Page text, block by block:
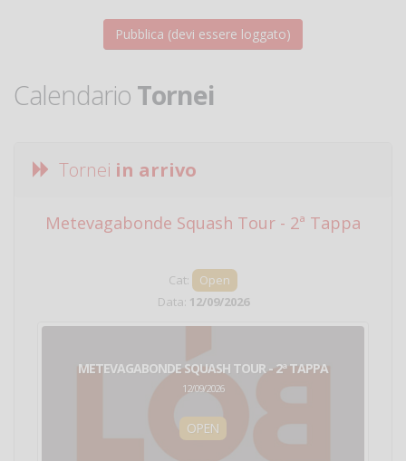
Calendario Tornei
Tornei in arrivo
Metevagabonde Squash Tour - 2ª Tappa
Cat:
Open
Data: 12/09/2026
METEVAGABONDE SQUASH TOUR - 2ª TAPPA
12/09/2026
OPEN